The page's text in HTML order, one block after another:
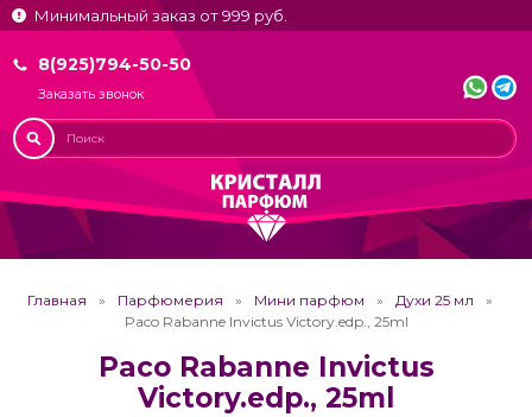
Минимальный заказ от 999 руб.
8(925)794-50-50
Заказать звонок
Главная Парфюмерия Мини парфюм
Духи 25 мл
Paco Rabanne Invictus Victory.edp., 25ml
Paco Rabanne Invictus
Victory.edp., 25ml